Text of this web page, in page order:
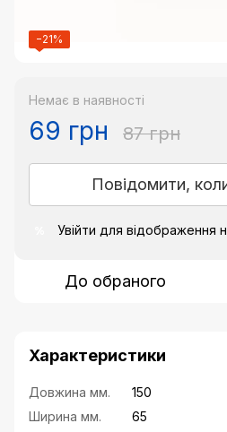
−21%
Немає в наявності
69 грн 87 грн
Повідомити,
Увійти для відображення
До обраного
Характеристики
Довжина мм.
150
Ширина мм.
65